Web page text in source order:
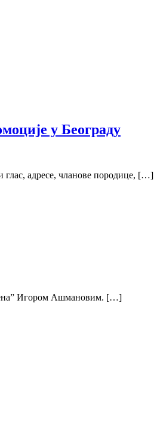
у Београду
глас, адресе, чланове породице, […]
Игором Ашмановим. […]